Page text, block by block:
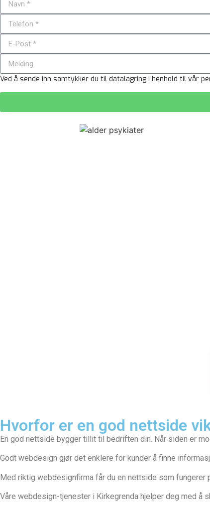
Ved å sende inn samtykker du til datalagring i henhold til vår
Hvorfor er en god nettside
En god nettside bygger tillit til bedriften din. Når siden er
Godt webdesign gjør det enklere for kunder å finne
Med riktig webdesignfirma får du en nettside som fungerer
Våre webdesign-tjenester i Kirkegrenda hjelper deg med å